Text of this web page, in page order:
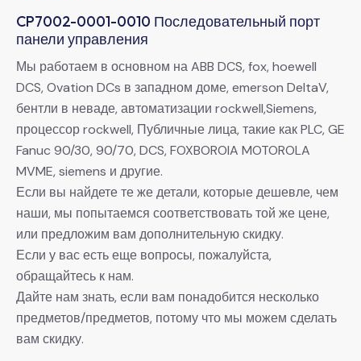
CP7002-0001-0010 Последовательный порт
панели управления
Мы работаем в основном на ABB DCS, fox, hoewell
DCS, Ovation DCs в западном доме, emerson DeltaV,
бентли в неваде, автоматизации rockwell,Siemens,
процессор rockwell, Публичные лица, такие как PLC, GE
Fanuc 90/30, 90/70, DCS, FOXBOROIA MOTOROLA
MVME, siemens и другие.
Если вы найдете те же детали, которые дешевле, чем
наши, мы попытаемся соответствовать той же цене,
или предложим вам дополнительную скидку.
Если у вас есть еще вопросы, пожалуйста,
обращайтесь к нам.
Дайте нам знать, если вам понадобится несколько
предметов/предметов, потому что мы можем сделать
вам скидку.